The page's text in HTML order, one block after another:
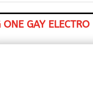
ONE GAY ELECTRO